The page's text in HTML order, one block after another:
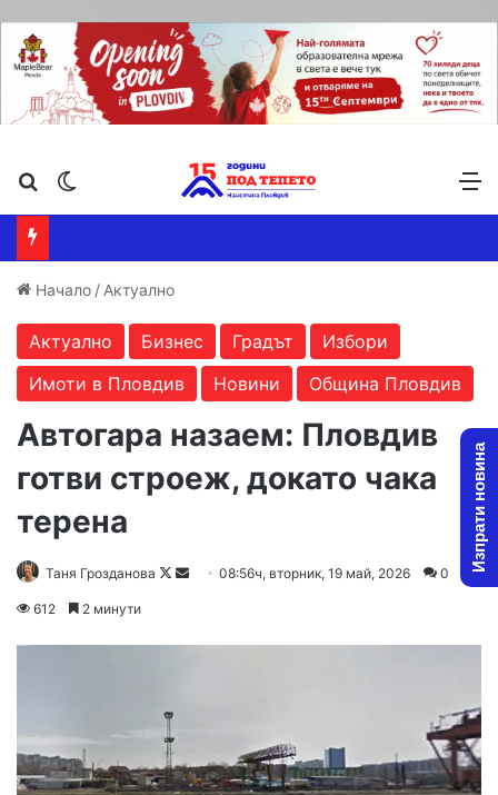
Търсене ...
Начало / Актуално
Актуално Бизнес Градът
Избори
Имоти в Пловдив
Новини Община Пловдив
Автогара назаем: Пловдив
готви строеж, докато чака
терена
Таня Грозданова
Follow
Send08:56ч, вторник, 19 май, 2026 0
612 2 минути
Изпрати новина